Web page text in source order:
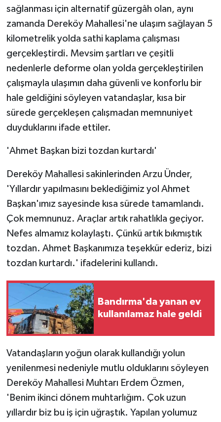
sağlanması için alternatif güzergâh olan, aynı
zamanda Dereköy Mahallesi'ne ulaşım sağlayan 5
kilometrelik yolda sathi kaplama çalışması
gerçekleştirdi. Mevsim şartları ve çeşitli
nedenlerle deforme olan yolda gerçekleştirilen
çalışmayla ulaşımın daha güvenli ve konforlu bir
hale geldiğini söyleyen vatandaşlar, kısa bir
sürede gerçekleşen çalışmadan memnuniyet
duyduklarını ifade ettiler.
'Ahmet Başkan bizi tozdan kurtardı'
Dereköy Mahallesi sakinlerinden Arzu Ünder,
'Yıllardır yapılmasını beklediğimiz yol Ahmet
Başkan'ımız sayesinde kısa sürede tamamlandı.
Çok memnunuz. Araçlar artık rahatlıkla geçiyor.
Nefes almamız kolaylaştı. Çünkü artık bıkmıştık
tozdan. Ahmet Başkanımıza teşekkür ederiz, bizi
tozdan kurtardı.' ifadelerini kullandı.
Bandırma'da yanan ev
kullanılamaz hale geldi
Vatandaşların yoğun olarak kullandığı yolun
yenilenmesi nedeniyle mutlu olduklarını söyleyen
Dereköy Mahallesi Muhtarı Erdem Özmen,
'Benim ikinci dönem muhtarlığım. Çok uzun
yıllardır biz bu iş için uğraştık. Yapılan yolumuz
ÜLKE GÜNDEMİ
YAŞAM
YEREL
Yerel Haberler